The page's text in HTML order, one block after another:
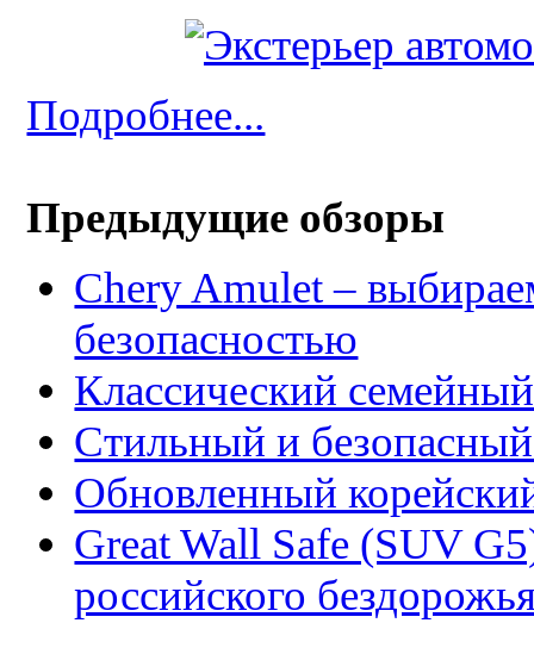
Подробнее...
Предыдущие обзоры
Chery Amulet –
безопасностью
Классический
Стильный и
Обновленный
Great Wall Safe (SUV
российского